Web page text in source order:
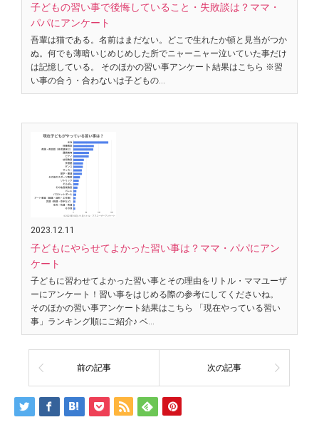
子どもの習い事で後悔していること・失敗談は？ママ・
パパにアンケート
吾輩は猫である。名前はまだない。どこで生れたか頓と見当がつか
ぬ。何でも薄暗いじめじめした所でニャーニャー泣いていた事だけ
は記憶している。 そのほかの習い事アンケート結果はこちら ※習
い事の合う・合わないは子どもの…
2023.12.11
子どもにやらせてよかった習い事は？ママ・パパにアン
ケート
子どもに習わせてよかった習い事とその理由をリトル・ママユーザ
ーにアンケート！習い事をはじめる際の参考にしてくださいね。
そのほかの習い事アンケート結果はこちら 「現在やっている習い
事」ランキング順にご紹介♪ ベ…
前の記事 次の記事